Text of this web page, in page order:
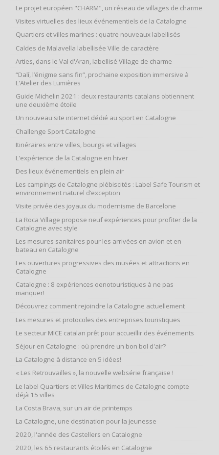
Le projet européen "CHARM", un réseau de villages de charme
Visites virtuelles des lieux événementiels de la Catalogne
Quartiers et villes marines : quatre nouveaux labellisés
Caldes de Malavella labellisée Ville de caractère
Arties, dans le Val d'Aran, labellisé Village de charme
“Dalí, l’énigme sans fin”, prochaine exposition immersive à
L'Atelier des Lumières
Guide Michelin 2021 : deux restaurants catalans obtiennent
une deuxième étoile
Un nouveau site internet dédié au sport en Catalogne
Challenge Sport Catalogne
Itinéraires entre villes, bourgs et villages
L'expérience de la Catalogne en hiver
Des lieux événementiels en plein air
Les campings de Catalogne plébiscités : Label Safe Tourism et
environnement naturel d’exception
Visite privée des joyaux du modernisme de Barcelone
La Roca Village propose neuf expériences pour profiter de la
Catalogne avec style
Les mesures sanitaires pour les arrivées en avion et en
bateau en Catalogne
Les ouvertures progressives des musées et attractions en
Catalogne
Catalogne : 8 expériences oenotouristiques à ne pas
manquer!
Découvrez comment rejoindre la Catalogne actuellement
Les mesures et protocoles des entreprises touristiques
Le secteur MICE catalan prêt pour accueillir des événements
Séjour en Catalogne : où prendre un bon bol d'air?
La Catalogne à distance en 5 idées!
« Les Retrouvailles », la nouvelle websérie française !
Le label Quartiers et Villes Maritimes de Catalogne compte
déjà 15 villes
La Costa Brava, sur un air de printemps
La Catalogne, une destination pour la jeunesse
2020, l'année des Castellers en Catalogne
2020, les 65 restaurants étoilés en Catalogne